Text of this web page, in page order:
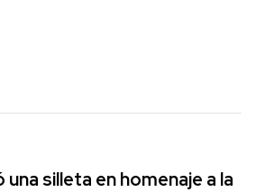
una silleta en homenaje a la